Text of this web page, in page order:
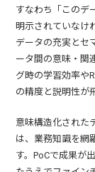
すなわち「このデ
明示されていなけ
データの充実とセ
ータ間の意味・関
グ時の学習効率や
の精度と説明性が
意味構造化された
は、業務知識を網
す。PoCで成果が